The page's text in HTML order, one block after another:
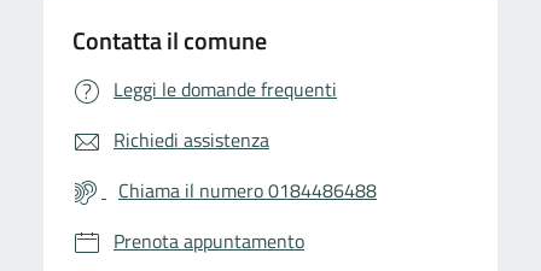
Contatta il comune
Leggi le domande frequenti
Richiedi assistenza
Chiama il numero 0184486488
Prenota appuntamento